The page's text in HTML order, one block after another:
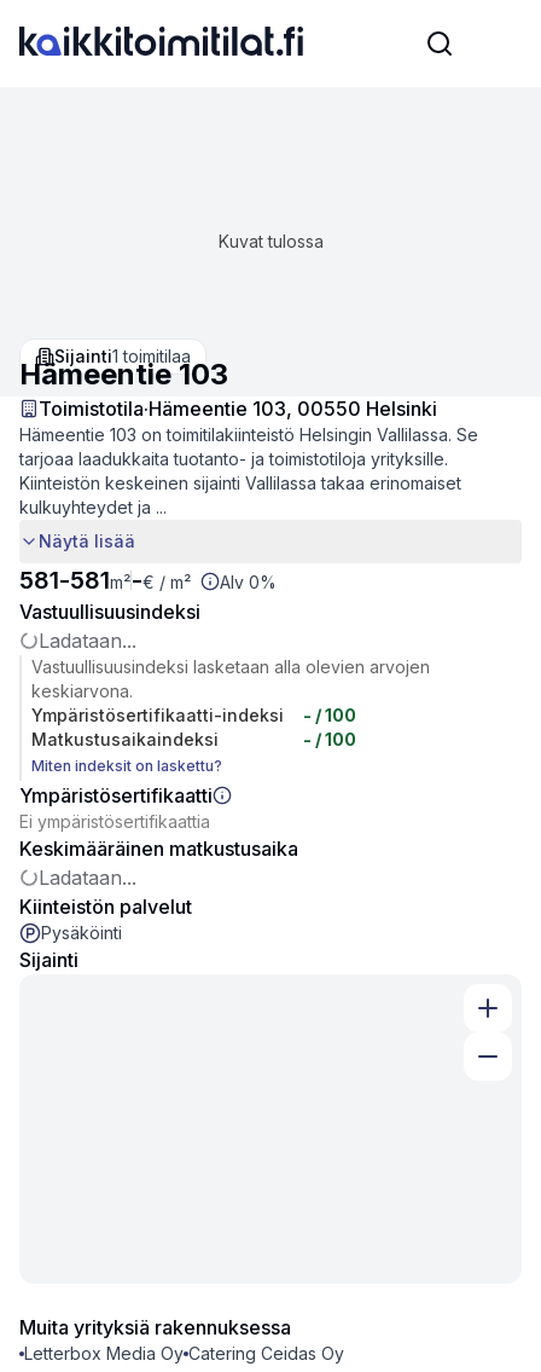
Kuvat tulossa
Sijainti1 toimitilaa
Hämeentie 103
Toimistotila·Hämeentie 103, 00550 Helsinki
Hämeentie 103 on toimitilakiinteistö Helsingin Vallilassa. Se
tarjoaa laadukkaita tuotanto- ja toimistotiloja yrityksille.
Kiinteistön keskeinen sijainti Vallilassa takaa erinomaiset
kulkuyhteydet ja ...
Näytä lisää
581-581m²-€ / m² Alv 0%
Vastuullisuusindeksi
Ladataan...
Vastuullisuusindeksi lasketaan alla olevien arvojen
keskiarvona.
Ympäristösertifikaatti-indeksi
- / 100
Matkustusaikaindeksi
- / 100
Miten indeksit on laskettu?
Ympäristösertifikaatti
Ei ympäristösertifikaattia
Keskimääräinen matkustusaika
Ladataan...
Kiinteistön palvelut
Pysäköinti
Sijainti
Muita yrityksiä rakennuksessa
Letterbox Media Oy Catering Ceidas Oy